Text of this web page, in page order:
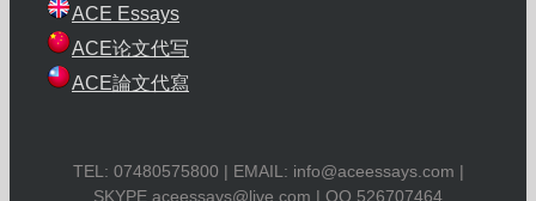
ACE Essays
ACE论文代写
ACE論文代寫
TEL: 07480575800 | EMAIL: info@aceessays.com |
SKYPE aceessays@live.com | QQ 526707464